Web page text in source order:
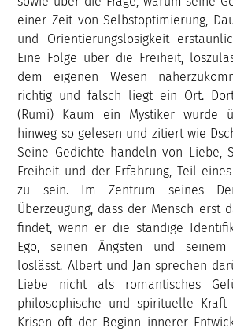
einer Zeit von Selbstoptimierung,
und Orientierungslosigkeit
Eine Folge über die Freiheit,
dem eigenen Wesen
richtig und falsch liegt ein Ort.
(Rumi) Kaum ein Mystiker wurde
hinweg so gelesen und zitiert wie
Seine Gedichte handeln von Liebe,
Freiheit und der Erfahrung, Teil
zu sein. Im Zentrum seines
Überzeugung, dass der Mensch erst
findet, wenn er die ständige
Ego, seinen Ängsten und seinem
loslässt. Albert und Jan sprechen
Liebe nicht als romantisches
philosophische und spirituelle Kraft
Krisen oft der Beginn innerer